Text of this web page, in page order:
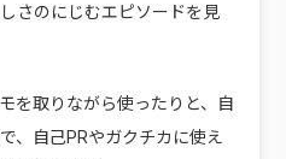
さのにじむエピソードを見
を取りながら使ったりと、自
、自己PRやガクチカに使え